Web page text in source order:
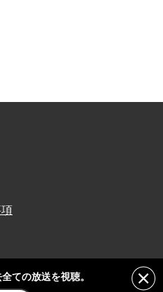
reserved.
ての放送を視聴。